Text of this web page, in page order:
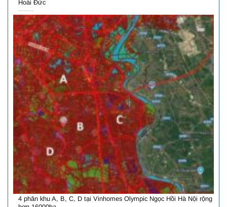
Hoài Đức
4 phân khu A, B, C, D tại Vinhomes Olympic Ngọc Hồi Hà Nội rộng